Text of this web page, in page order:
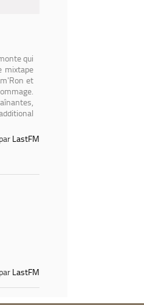
qui
mixtape
et
LastFM
LastFM